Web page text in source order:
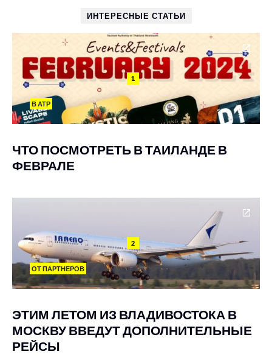
ИНТЕРЕСНЫЕ СТАТЬИ
1
В АТР
ЧТО ПОСМОТРЕТЬ В ТАИЛАНДЕ В
ФЕВРАЛЕ
2
ОТ ПАРТНЕРОВ
ЭТИМ ЛЕТОМ ИЗ ВЛАДИВОСТОКА В
МОСКВУ ВВЕДУТ ДОПОЛНИТЕЛЬНЫЕ
РЕЙСЫ